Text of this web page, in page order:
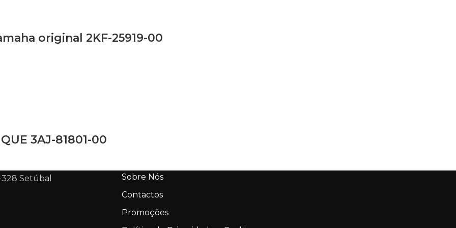
original 2KF-25919-00
3AJ-81801-00
Setúbal
Sobre Nós
Contactos
Promoções